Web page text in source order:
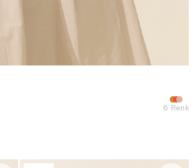
6 Renk